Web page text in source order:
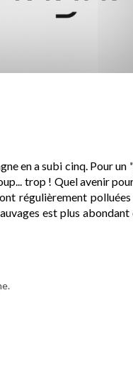
en a subi cinq. Pour un
trop ! Quel avenir
régulièrement polluées
est plus